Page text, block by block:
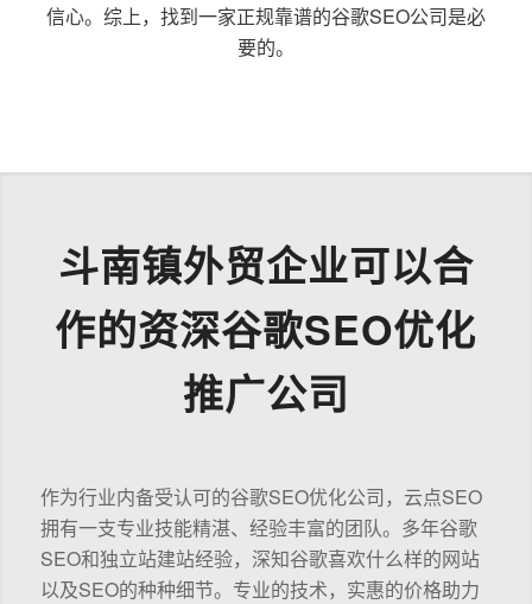
信心。综上，找到一家正规靠谱的谷歌SEO公司是必
要的。
斗南镇外贸企业可以合
作的资深谷歌SEO优化
推广公司
作为行业内备受认可的谷歌SEO优化公司，云点SEO
拥有一支专业技能精湛、经验丰富的团队。多年谷歌
SEO和独立站建站经验，深知谷歌喜欢什么样的网站
以及SEO的种种细节。专业的技术，实惠的价格助力